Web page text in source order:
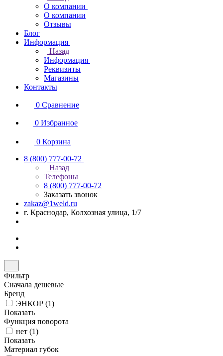
О компании
О компании
Отзывы
Блог
Информация
Назад
Информация
Реквизиты
Магазины
Контакты
0 Сравнение
0 Избранное
0 Корзина
8 (800) 777-00-72
Назад
Телефоны
8 (800) 777-00-72
Заказать звонок
zakaz@1weld.ru
г. Краснодар, Колхозная улица, 1/7
Фильтр
Сначала дешевые
Бренд
ЭНКОР (1)
Показать
Функция поворота
нет (1)
Показать
Материал губок